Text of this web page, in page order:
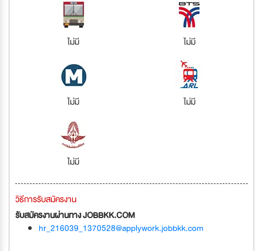
ไม่มี ไม่มี
ไม่มี ไม่มี
ไม่มี
วิธีการรับสมัครงาน
รับสมัครงานผ่านทาง JOBBKK.COM
hr_216039_1370528@applywork.jobbkk.com